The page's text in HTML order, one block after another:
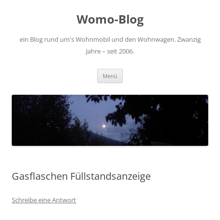
Womo-Blog
ein Blog rund um's Wohnmobil und den Wohnwagen. Zwanzig
Jahre – seit 2006.
Menü
Gasflaschen Füllstandsanzeige
Schreibe eine Antwort